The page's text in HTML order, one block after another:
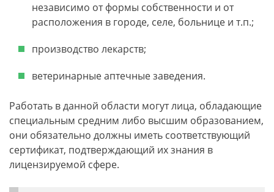
независимо от формы собственности и от
расположения в городе, селе, больнице и т.п.;
производство лекарств;
ветеринарные аптечные заведения.
Работать в данной области могут лица, обладающие
специальным средним либо высшим образованием,
они обязательно должны иметь соответствующий
сертификат, подтверждающий их знания в
лицензируемой сфере.